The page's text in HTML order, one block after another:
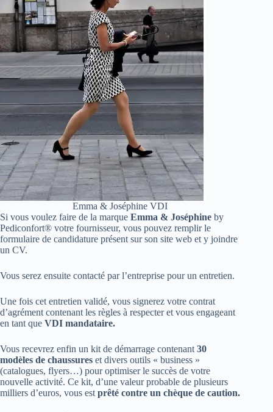
Emma & Joséphine VDI
Si vous voulez faire de la marque Emma & Joséphine by
Pediconfort® votre fournisseur, vous pouvez remplir le
formulaire de candidature présent sur son site web et y joindre
un CV.
Vous serez ensuite contacté par l’entreprise pour un entretien.
Une fois cet entretien validé, vous signerez votre contrat
d’agrément contenant les règles à respecter et vous engageant
en tant que VDI mandataire.
Vous recevrez enfin un kit de démarrage contenant 30
modèles de chaussures et divers outils « business »
(catalogues, flyers…) pour optimiser le succès de votre
nouvelle activité. Ce kit, d’une valeur probable de plusieurs
milliers d’euros, vous est prêté contre un chèque de caution.